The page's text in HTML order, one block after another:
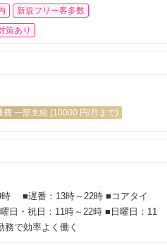
新規フリー客多数
策あり
費 一部支給 (10000 円/月まで)
■遅番：13時～22時 ■コアタイ
日・祝日：11時～22時 ■日曜日：11
で効率よく働く